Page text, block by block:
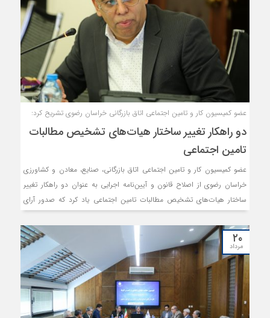
عضو کمیسیون کار و تامین اجتماعی اتاق بازرگانی خراسان رضوی تشریح کرد:
دو راهکار تغییر ساختار هیات‌های تشخیص مطالبات
تامین اجتماعی
عضو کمیسیون کار و تامین اجتماعی اتاق بازرگانی، صنایع، معادن و کشاورزی
خراسان رضوی از اصلاح قانون و آیین‌نامه اجرایی به عنوان دو راهکار تغییر
ساختار هیات‌های تشخیص مطالبات تامین اجتماعی یاد کرد که صدور آرای
منصفانه در این حوزه را در پِی خواهد داشت.
۲۰
مرداد